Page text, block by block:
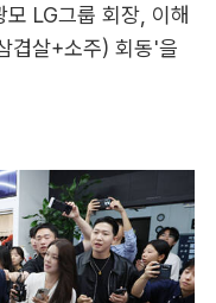
LG그룹 회장, 이해
겹살+소주) 회동'을